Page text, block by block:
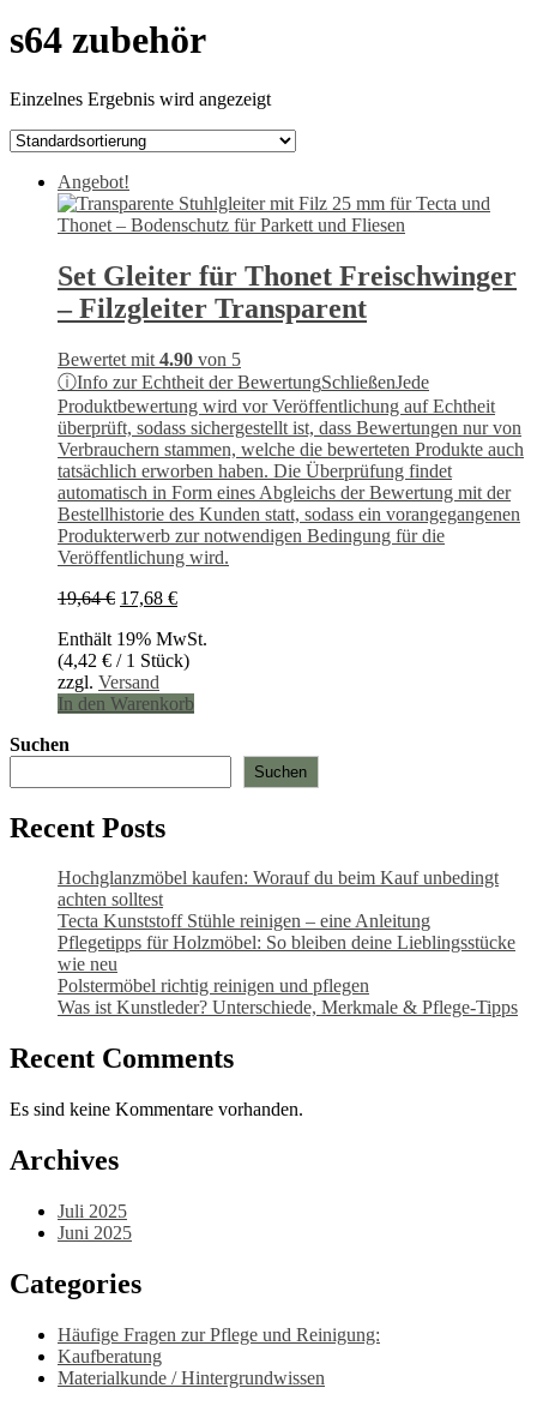
s64 zubehör
Einzelnes Ergebnis wird angezeigt
Angebot!
Set Gleiter für Thonet Freischwinger
– Filzgleiter Transparent
Bewertet mit 4.90 von 5
ⓘInfo zur Echtheit der BewertungSchließenJede
Produktbewertung wird vor Veröffentlichung auf Echtheit
überprüft, sodass sichergestellt ist, dass Bewertungen nur von
Verbrauchern stammen, welche die bewerteten Produkte auch
tatsächlich erworben haben. Die Überprüfung findet
automatisch in Form eines Abgleichs der Bewertung mit der
Bestellhistorie des Kunden statt, sodass ein vorangegangenen
Produkterwerb zur notwendigen Bedingung für die
Veröffentlichung wird.
19,64€ Ursprünglicher
war:
19,64 €
17,68 €Aktueller
ist:
17,68 €.
Enthält 19% MwSt.
(4,42 € / 1 Stück)
zzgl. Versand
In den Warenkorb
Suchen
Suchen
Recent Posts
Hochglanzmöbel kaufen: Worauf du beim Kauf unbedingt
achten solltest
Tecta Kunststoff Stühle reinigen – eine Anleitung
Pflegetipps für Holzmöbel: So bleiben deine Lieblingsstücke
wie neu​
Polstermöbel richtig reinigen und pflegen
Was ist Kunstleder? Unterschiede, Merkmale & Pflege-Tipps
Recent Comments
Es sind keine Kommentare vorhanden.
Archives
Juli 2025
Juni 2025
Categories
Häufige Fragen zur Pflege und Reinigung:
Kaufberatung
Materialkunde / Hintergrundwissen